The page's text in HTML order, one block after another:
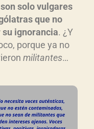
solo vulgares
que no
ignorancia. ¿Y
porque ya no
militantes…